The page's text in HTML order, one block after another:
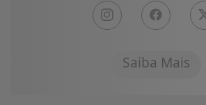
Saiba Mais